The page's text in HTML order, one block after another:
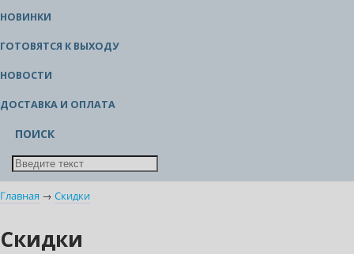
НОВИНКИ
ГОТОВЯТСЯ К ВЫХОДУ
НОВОСТИ
ДОСТАВКА И ОПЛАТА
ПОИСК
Главная → Скидки
Скидки